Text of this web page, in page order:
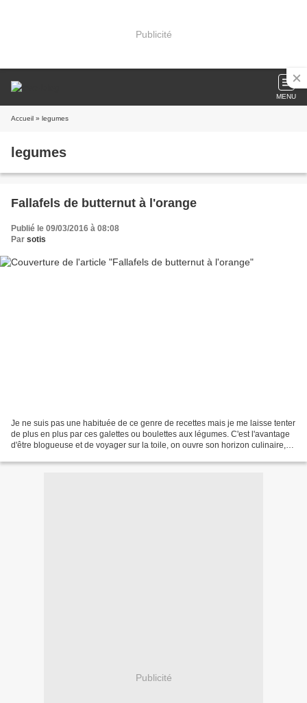
Publicité
MENU
Accueil » legumes
legumes
Fallafels de butternut à l'orange
Publié le 09/03/2016 à 08:08
Par sotis
Je ne suis pas une habituée de ce genre de recettes mais je me laisse tenter
de plus en plus par ces galettes ou boulettes aux légumes. C'est l'avantage
d'être blogueuse et de voyager sur la toile, on ouvre son horizon culinaire,
Publicité